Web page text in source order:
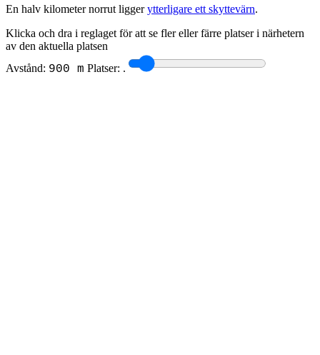
En halv kilometer norrut liggerytterligare ett skyttevärn.
Klicka och dra i reglaget för att se fler eller färre platser i närhetern
av den aktuella platsen
Avstånd: 900 m Platser: .